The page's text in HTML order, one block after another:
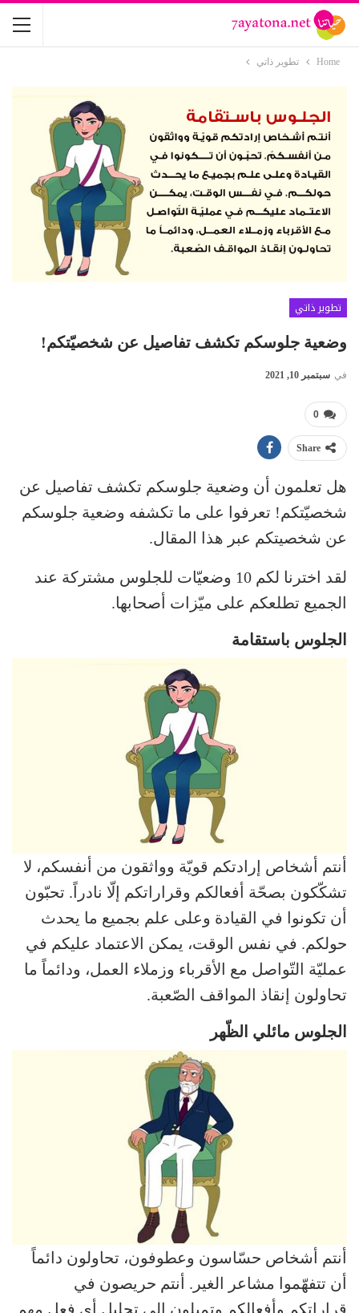
Home تطوير ذاتي
تطوير ذاتي
وضعية جلوسكم تكشف تفاصيل عن شخصيّتكم!
في سبتمبر 10, 2021
0
Share
هل تعلمون أن وضعية جلوسكم تكشف تفاصيل عن
شخصيّتكم! تعرفوا على ما تكشفه وضعية جلوسكم
عن شخصيتكم عبر هذا المقال.
لقد اخترنا لكم 10 وضعيّات للجلوس مشتركة عند
الجميع تطلعكم على ميّزات أصحابها.
الجلوس باستقامة
أنتم أشخاص إرادتكم قويّة وواثقون من أنفسكم، لا
تشكّكون بصحّة أفعالكم وقراراتكم إلّا نادراً. تحبّون
أن تكونوا في القيادة وعلى علم بجميع ما يحدث
حولكم. في نفس الوقت، يمكن الاعتماد عليكم في
عمليّة التّواصل مع الأقرباء وزملاء العمل، ودائماً ما
تحاولون إنقاذ المواقف الصّعبة.
الجلوس مائلي الظّهر
أنتم أشخاص حسّاسون وعطوفون، تحاولون دائماً
أن تتفهّموا مشاعر الغير. أنتم حريصون في
قراراتكم وأفعالكم وتميلون إلى تحليل أي فعل مهم